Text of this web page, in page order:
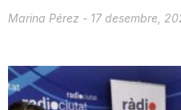
g
Marina Pérez - 17 desembre,